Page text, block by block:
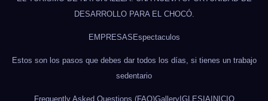
DESARROLLO PARA EL CHOCÓ.
EMPRESAS Espectaculos
Estos son los pasos que debes dar todos los días, si tienes un trabajo
sedentario
Frequently Asked Questions (FAQ)GalleryIGLESIAINICIO